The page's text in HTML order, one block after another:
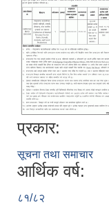
प्रकार:
सूचना तथा समाचार
आर्थिक वर्ष:
८१/८२